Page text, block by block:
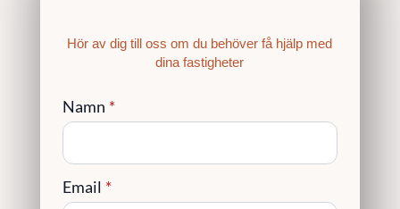
Hör av dig till oss om du behöver få hjälp med
dina fastigheter
Namn *
Email *